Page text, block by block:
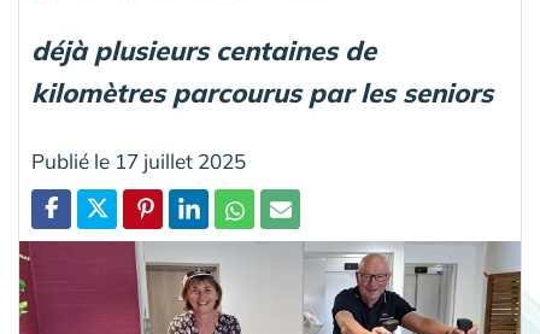
déjà plusieurs centaines de
kilomètres parcourus par les seniors
Publié le 17 juillet 2025
Partager